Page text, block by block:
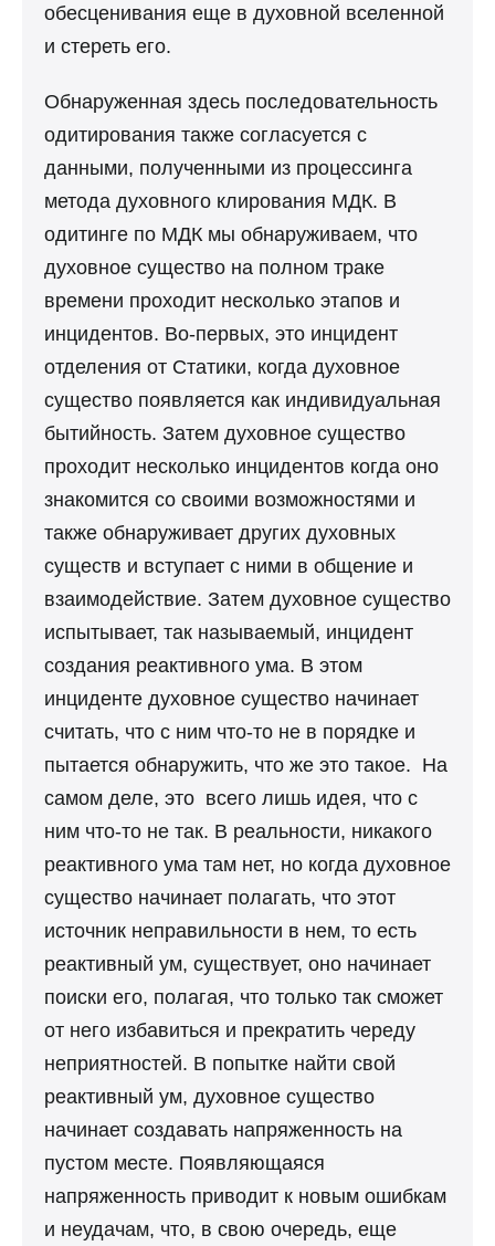
обесценивания еще в духовной вселенной
и стереть его.
Обнаруженная здесь последовательность
одитирования также согласуется с
данными, полученными из процессинга
метода духовного клирования МДК. В
одитинге по МДК мы обнаруживаем, что
духовное существо на полном траке
времени проходит несколько этапов и
инцидентов. Во-первых, это инцидент
отделения от Статики, когда духовное
существо появляется как индивидуальная
бытийность. Затем духовное существо
проходит несколько инцидентов когда оно
знакомится со своими возможностями и
также обнаруживает других духовных
существ и вступает с ними в общение и
взаимодействие. Затем духовное существо
испытывает, так называемый, инцидент
создания реактивного ума. В этом
инциденте духовное существо начинает
считать, что с ним что-то не в порядке и
пытается обнаружить, что же это такое. На
самом деле, это всего лишь идея, что с
ним что-то не так. В реальности, никакого
реактивного ума там нет, но когда духовное
существо начинает полагать, что этот
источник неправильности в нем, то есть
реактивный ум, существует, оно начинает
поиски его, полагая, что только так сможет
от него избавиться и прекратить череду
неприятностей. В попытке найти свой
реактивный ум, духовное существо
начинает создавать напряженность на
пустом месте. Появляющаяся
напряженность приводит к новым ошибкам
и неудачам, что, в свою очередь, еще